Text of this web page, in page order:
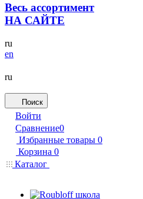
Весь ассортимент
НА САЙТЕ
ru
en
ru
Поиск
Войти
Сравнение0
Избранные товары 0
Корзина 0
Каталог